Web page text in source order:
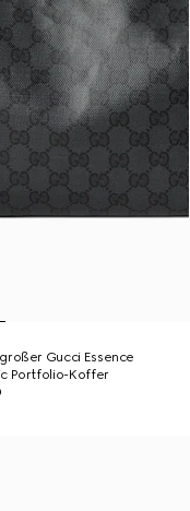
Gucci Essence
Portfolio-Koffer